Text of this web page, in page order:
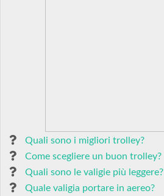
Quali sono i migliori trolley?
Come scegliere un buon trolley?
Quali sono le valigie più leggere?
Quale valigia portare in aereo?